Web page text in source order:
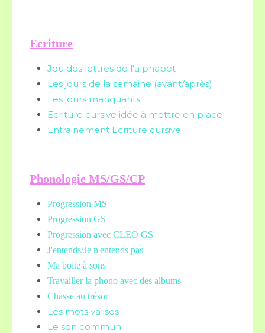
Ecriture
Jeu des lettres de l'alphabet
Les jours de la semaine (avant/après)
Les jours manquants
Ecriture cursive idée à mettre en place
Entrainement Ecriture cursive
Phonologie MS/GS/CP
Progression MS
Progression GS
Progression avec CLEO GS
J'entends/Je n'entends pas
Ma boite à sons
Travailler la phono avec des albums
Chasse au trésor
Les mots valises
Le son commun